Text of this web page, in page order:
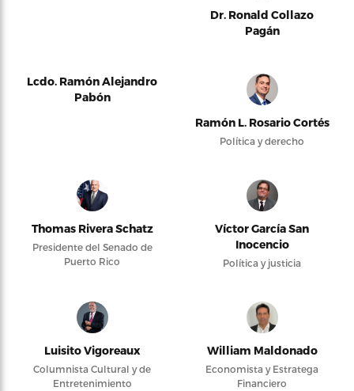
Dr. Ronald Collazo
Pagán
Lcdo. Ramón Alejandro
Pabón
Ramón L. Rosario Cortés
Política y derecho
Thomas Rivera Schatz
Presidente del Senado de
Puerto Rico
Víctor García San
Inocencio
Política y justicia
Luisito Vigoreaux
Columnista Cultural y de
Entretenimiento
William Maldonado
Economista y Estratega
Financiero